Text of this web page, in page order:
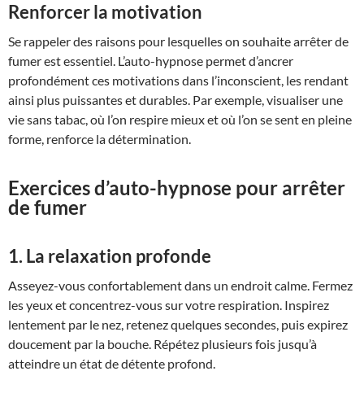
Renforcer la motivation
Se rappeler des raisons pour lesquelles on souhaite arrêter de
fumer est essentiel. L’auto-hypnose permet d’ancrer
profondément ces motivations dans l’inconscient, les rendant
ainsi plus puissantes et durables. Par exemple, visualiser une
vie sans tabac, où l’on respire mieux et où l’on se sent en pleine
forme, renforce la détermination.
Exercices d’auto-hypnose pour arrêter
de fumer
1. La relaxation profonde
Asseyez-vous confortablement dans un endroit calme. Fermez
les yeux et concentrez-vous sur votre respiration. Inspirez
lentement par le nez, retenez quelques secondes, puis expirez
doucement par la bouche. Répétez plusieurs fois jusqu’à
atteindre un état de détente profond.